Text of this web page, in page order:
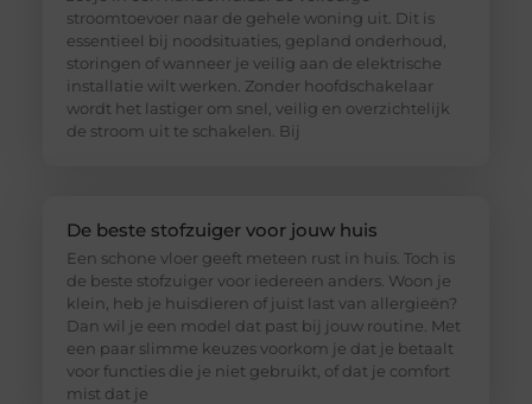
stroomtoevoer naar de gehele woning uit. Dit is
essentieel bij noodsituaties, gepland onderhoud,
storingen of wanneer je veilig aan de elektrische
installatie wilt werken. Zonder hoofdschakelaar
wordt het lastiger om snel, veilig en overzichtelijk
de stroom uit te schakelen. Bij
De beste stofzuiger voor jouw huis
Een schone vloer geeft meteen rust in huis. Toch is
de beste stofzuiger voor iedereen anders. Woon je
klein, heb je huisdieren of juist last van allergieën?
Dan wil je een model dat past bij jouw routine. Met
een paar slimme keuzes voorkom je dat je betaalt
voor functies die je niet gebruikt, of dat je comfort
mist dat je